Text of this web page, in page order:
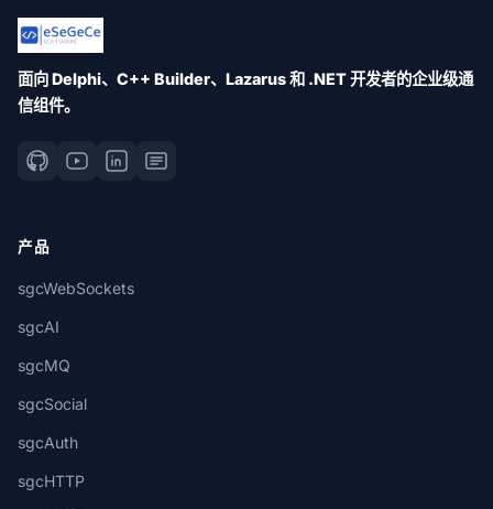
面向 Delphi、C++ Builder、Lazarus 和 .NET 开发者的企业级通
信组件。
产品
sgcWebSockets
sgcAI
sgcMQ
sgcSocial
sgcAuth
sgcHTTP